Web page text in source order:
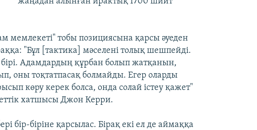
тобы позициясына қарсы әуеден
"Бұл [тактика] мәселені толық шешпейді.
бірі. Адамдардың құрбан болып жатқанын,
оны тоқтатпасақ болмайды. Егер оларды
көру керек болса, онда солай істеу қажет"
хатшысы Джон Керри.
бір-біріне қарсылас. Бірақ екі ел де аймаққа